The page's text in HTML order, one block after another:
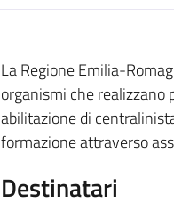
Descrizione
La Regione Emilia-
organismi che realizzano
abilitazione di
formazione attraverso
Destinatari